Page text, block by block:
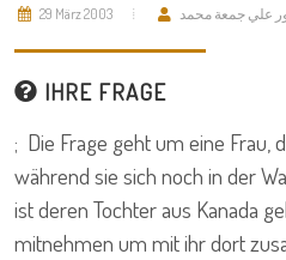
29 März 2003 علي جمعة محمد
IHRE FRAGE
; Die Frage geht um eine Frau,
während sie sich noch in der
ist deren Tochter aus Kanada
mitnehmen um mit ihr dort